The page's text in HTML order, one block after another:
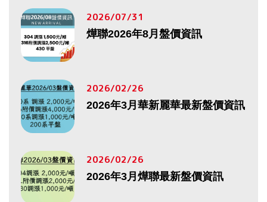
2026/07/31
燁聯2026年8月盤價資訊
2026/02/26
2026年3月華新麗華最新盤價資訊
2026/02/26
2026年3月燁聯最新盤價資訊